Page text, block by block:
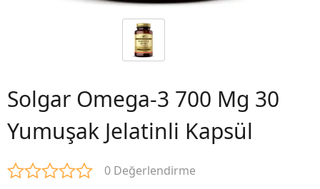
Solgar Omega-3 700 Mg 30
Yumuşak Jelatinli Kapsül
0 Değerlendirme